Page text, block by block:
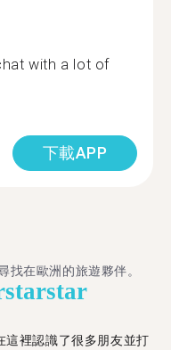
with a lot of
下載APP
找在歐洲的旅遊夥伴。
starstar
這裡認識了很多朋友並打